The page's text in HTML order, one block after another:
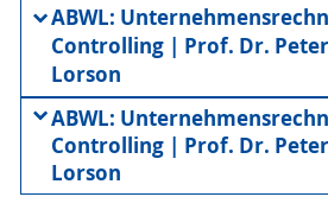
ABWL:
Controlling | Prof. Dr.
Lorson
ABWL:
Controlling | Prof. Dr.
Lorson